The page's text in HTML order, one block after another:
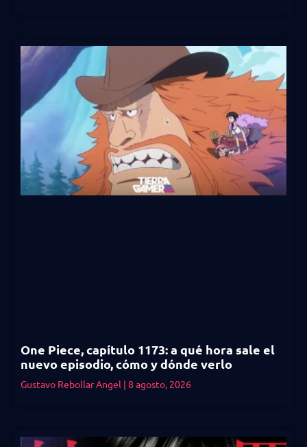
One Piece, capítulo 1173: a qué hora sale el
nuevo episodio, cómo y dónde verlo
Gustavo Rebollar Angel 8 agosto, 2026